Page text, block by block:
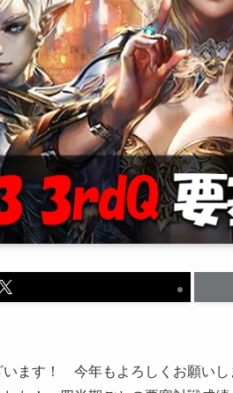
います！ 今年もよろしくお願いし